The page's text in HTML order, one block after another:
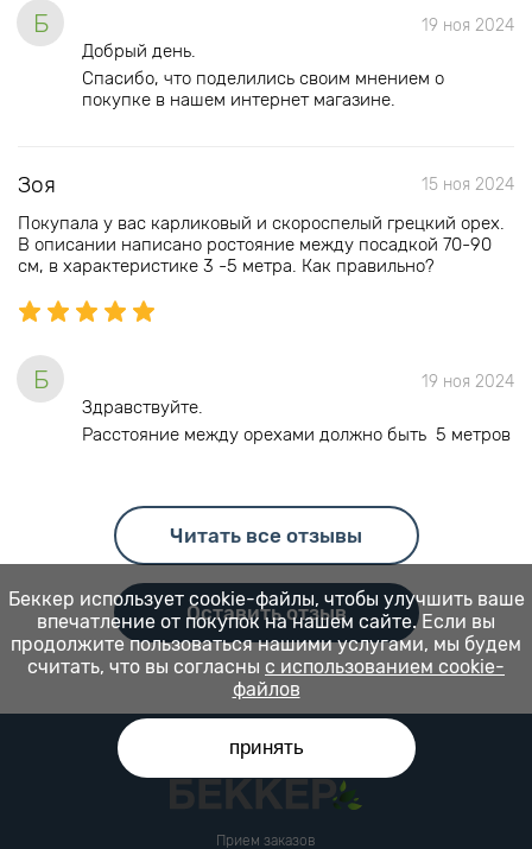
Б 19 ноя 2024
Добрый день.
Спасибо, что поделились своим мнением о
покупке в нашем интернет магазине.
Зоя 15 ноя 2024
Покупала у вас карликовый и скороспелый грецкий орех.
В описании написано ростояние между посадкой 70-90
см, в характеристике 3 -5 метра. Как правильно?
Б 19 ноя 2024
Здравствуйте.
Расстояние между орехами должно быть 5 метров
Читать все отзывы
Оставить отзыв
Прием заказов
Беккер использует cookie-файлы, чтобы улучшить ваше
впечатление от покупок на нашем сайте. Если вы
продолжите пользоваться нашими услугами, мы будем
считать, что вы согласны с использованием cookie-
файлов
принять